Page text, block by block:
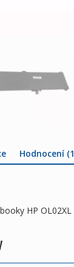
Hodnocení
HP OL02XL